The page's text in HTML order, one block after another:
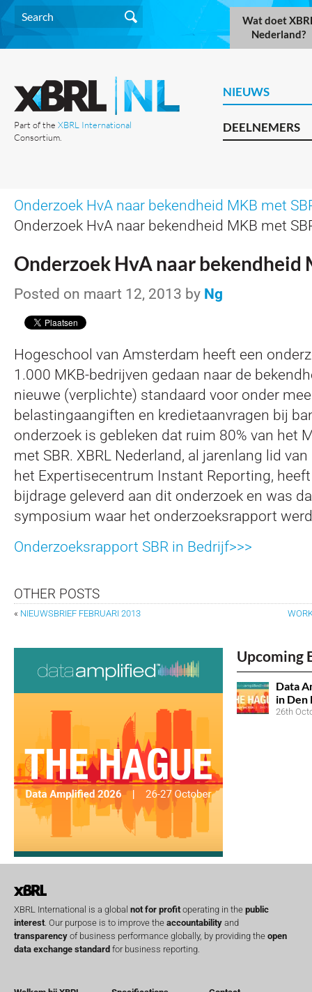
Wat doet
Nederland?
Part of the XBRL International
Consortium.
NIEUWS
DEELNEMERS
Onderzoek HvA naar bekendheid MKB met
Onderzoek HvA naar bekendheid MKB met
Onderzoek HvA naar bekendheid
Posted on maart 12, 2013 by Ng
Hogeschool van Amsterdam heeft een
1.000 MKB-bedrijven gedaan naar de
nieuwe (verplichte) standaard voor onder
belastingaangiften en kredietaanvragen bij
onderzoek is gebleken dat ruim 80% van het
met SBR. XBRL Nederland, al jarenlang lid
het Expertisecentrum Instant Reporting,
bijdrage geleverd aan dit onderzoek en was
symposium waar het onderzoeksrapport
Onderzoeksrapport SBR in Bedrijf>>>
OTHER POSTS
« NIEUWSBRIEF FEBRUARI 2013
Upcoming
Data
in Den
26th
XBRL International is a global not for profit operating in the public
interest . Our purpose is to improve the accountability and
transparency of business performance globally, by providing the open
data exchange standard for business reporting.